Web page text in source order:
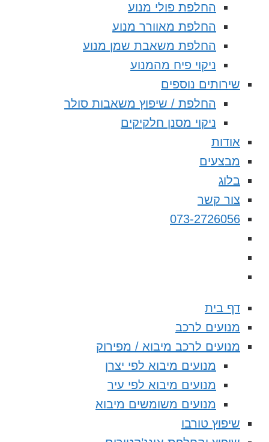
החלפת פולי מנוע
החלפת מאוורר מנוע
החלפת משאבת שמן מנוע
ניקוי פיח מהמנוע
שירותים נוספים
החלפת / שיפוץ משאבות סולר
ניקוי מסנן חלקיקים
אודות
מבצעים
בלוג
צור קשר
073-2726056
דף בית
מנועים לרכב
מנועים לרכב מיבוא / מפירוק
מנועים מיבוא לפי יצרן
מנועים מיבוא לפי עיר
מנועים משומשים מיבוא
שיפוץ טורבו